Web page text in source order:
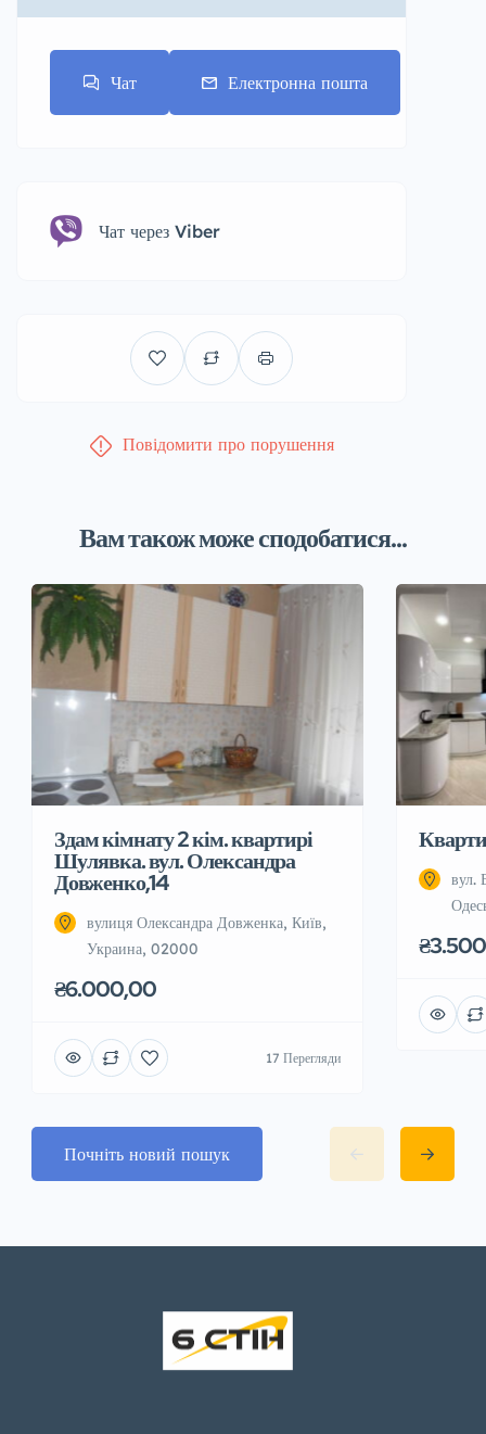
Чат Електронна пошта
Чат через Viber
Повідомити про порушення
Вам також може сподобатися...
Здам кімнату 2 кім. квартирі
Шулявка. вул. Олександра
Довженко,14
вулиця Олександра Довженка, Київ,
Украина, 02000
₴6.000,00
17 Перегляди
вул.
Почніть новий пошук